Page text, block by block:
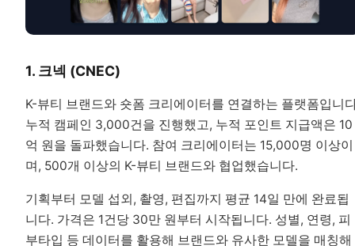
1. 크넥 (CNEC)
K-뷰티 브랜드와 숏폼 크리에이터를 연결하는 플랫폼입니
누적 캠페인 3,000건을 진행했고, 누적 포인트 지급액은 10
억 원을 돌파했습니다. 참여 크리에이터는 15,000명 이상이
며, 500개 이상의 K-뷰티 브랜드와 협업했습니다.
기획부터 모델 섭외, 촬영, 편집까지 평균 14일 만에 완료됩
니다. 가격은 1건당 30만 원부터 시작됩니다. 성별, 연령, 피
부타입 등 데이터를 활용해 브랜드와 유사한 모델을 매칭해